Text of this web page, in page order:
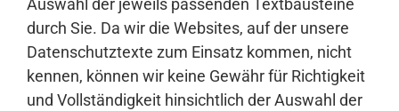
Auswahl der jeweils passenden Textbausteine
durch Sie. Da wir die Websites, auf der unsere
Datenschutztexte zum Einsatz kommen, nicht
kennen, können wir keine Gewähr für Richtigkeit
und Vollständigkeit hinsichtlich der Auswahl der